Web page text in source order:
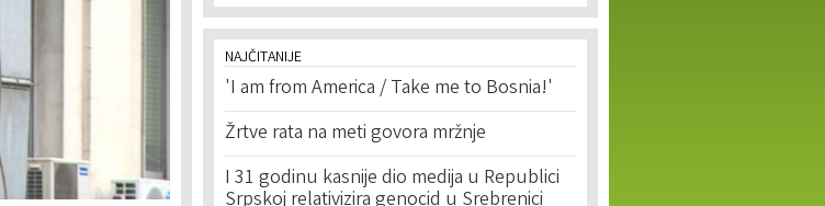
NAJČITANIJE
'I am from America / Take me to Bosnia!'
Žrtve rata na meti govora mržnje
I 31 godinu kasnije dio medija u Republici